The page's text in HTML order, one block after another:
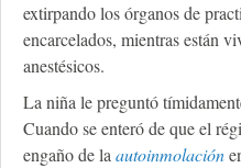
extirpando los órganos de
encarcelados, mientras están
anestésicos.
La niña le preguntó
Cuando se enteró de que el
engaño de laautoinmolación